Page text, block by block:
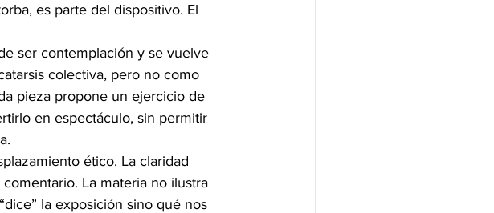
es parte del dispositivo. El
ser contemplación y se vuelve
colectiva, pero no como
pieza propone un ejercicio de
en espectáculo, sin permitir
ético. La claridad
La materia no ilustra
la exposición sino qué nos